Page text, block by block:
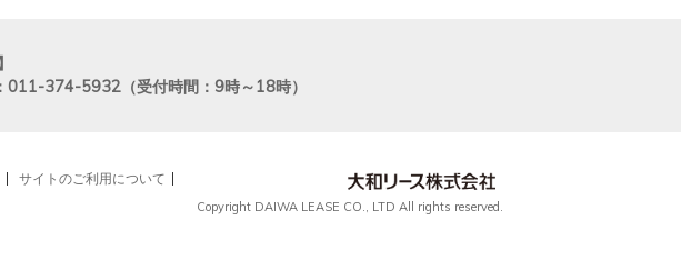
011-374-5932（受付時間：9時～18時）
サイトのご利用について
Copyright DAIWA LEASE CO., LTD All rights reserved.